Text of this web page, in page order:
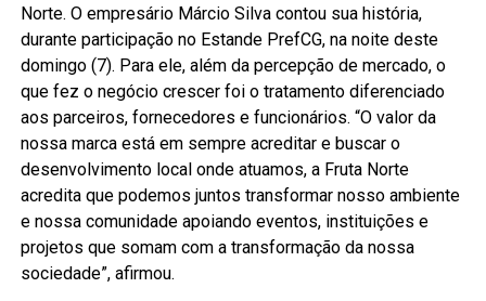
Norte. O empresário Márcio Silva contou sua história,
durante participação no Estande PrefCG, na noite deste
domingo (7). Para ele, além da percepção de mercado, o
que fez o negócio crescer foi o tratamento diferenciado
aos parceiros, fornecedores e funcionários. “O valor da
nossa marca está em sempre acreditar e buscar o
desenvolvimento local onde atuamos, a Fruta Norte
acredita que podemos juntos transformar nosso ambiente
e nossa comunidade apoiando eventos, instituições e
projetos que somam com a transformação da nossa
sociedade”, afirmou.